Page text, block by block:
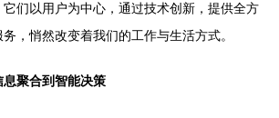
们以用户为中心，通过技术创新，提供全方
，悄然改变着我们的工作与生活方式。
聚合到智能决策